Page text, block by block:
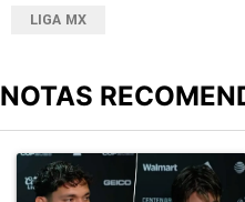
LIGA MX
NOTAS
Un artículo de tendencia con